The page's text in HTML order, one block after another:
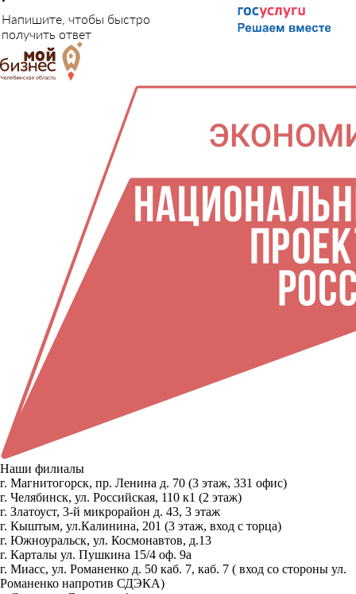
Напишите, чтобы быстро
получить ответ
Наши филиалы
г. Магнитогорск, пр. Ленина д. 70 (3 этаж, 331 офис)
г. Челябинск, ул. Российская, 110 к1 (2 этаж)
г. Златоуст, 3-й микрорайон д. 43, 3 этаж
г. Кыштым, ул.Калинина, 201 (3 этаж, вход с торца)
г. Южноуральск, ул. Космонавтов, д.13
г. Карталы ул. Пушкина 15/4 оф. 9а
г. Миасс, ул. Романенко д. 50 каб. 7, каб. 7 ( вход со стороны ул.
Романенко напротив СДЭКА)